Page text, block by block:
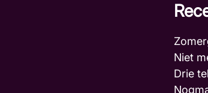
Niet
Drie